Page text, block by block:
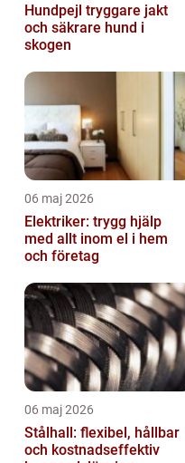
Hundpejl tryggare jakt
och säkrare hund i
skogen
06 maj 2026
Elektriker: trygg hjälp
med allt inom el i hem
och företag
06 maj 2026
Stålhall: flexibel, hållbar
och kostnadseffektiv